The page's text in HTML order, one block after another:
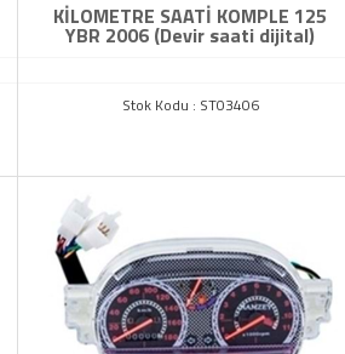
KİLOMETRE SAATİ KOMPLE 125
YBR 2006 (Devir saati dijital)
Stok Kodu : ST03406